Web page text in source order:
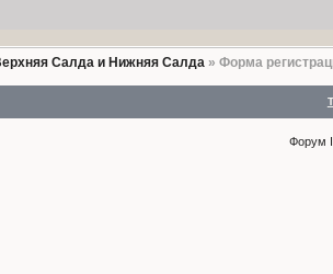
Салда и Нижняя Салда» Форма
Форум